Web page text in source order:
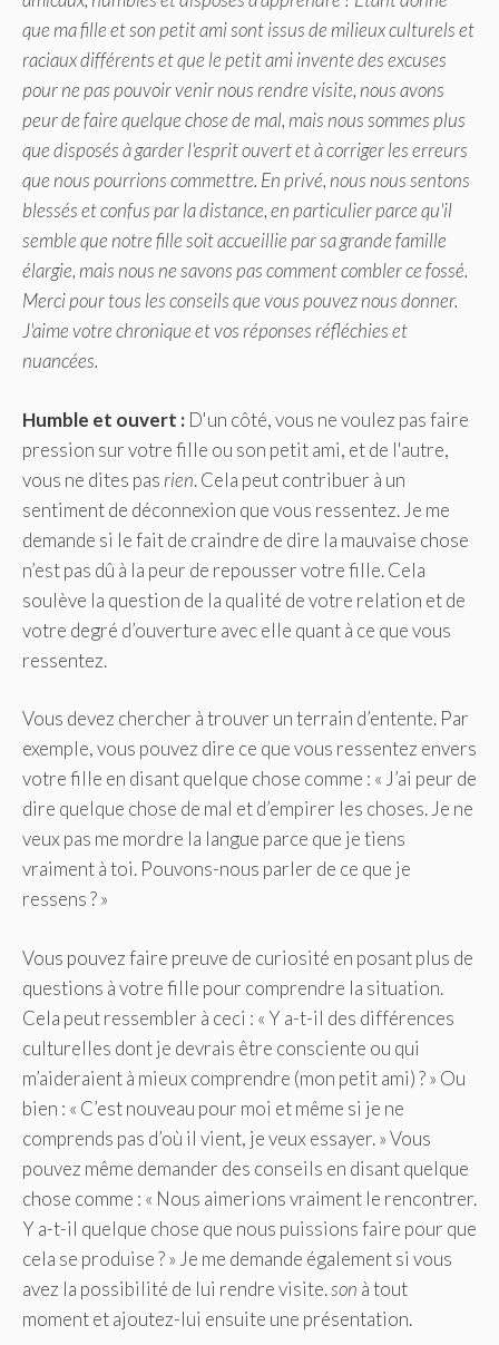
que ma fille et son petit ami sont issus de milieux culturels et
raciaux différents et que le petit ami invente des excuses
pour ne pas pouvoir venir nous rendre visite, nous avons
peur de faire quelque chose de mal, mais nous sommes plus
que disposés à garder l'esprit ouvert et à corriger les erreurs
que nous pourrions commettre. En privé, nous nous sentons
blessés et confus par la distance, en particulier parce qu'il
semble que notre fille soit accueillie par sa grande famille
élargie, mais nous ne savons pas comment combler ce fossé.
Merci pour tous les conseils que vous pouvez nous donner.
J'aime votre chronique et vos réponses réfléchies et
nuancées.
Humble et ouvert : D'un côté, vous ne voulez pas faire
pression sur votre fille ou son petit ami, et de l'autre,
vous ne dites pas rien. Cela peut contribuer à un
sentiment de déconnexion que vous ressentez. Je me
demande si le fait de craindre de dire la mauvaise chose
n’est pas dû à la peur de repousser votre fille. Cela
soulève la question de la qualité de votre relation et de
votre degré d’ouverture avec elle quant à ce que vous
ressentez.
Vous devez chercher à trouver un terrain d’entente. Par
exemple, vous pouvez dire ce que vous ressentez envers
votre fille en disant quelque chose comme : « J’ai peur de
dire quelque chose de mal et d’empirer les choses. Je ne
veux pas me mordre la langue parce que je tiens
vraiment à toi. Pouvons-nous parler de ce que je
ressens ? »
Vous pouvez faire preuve de curiosité en posant plus de
questions à votre fille pour comprendre la situation.
Cela peut ressembler à ceci : « Y a-t-il des différences
culturelles dont je devrais être consciente ou qui
m’aideraient à mieux comprendre (mon petit ami) ? » Ou
bien : « C’est nouveau pour moi et même si je ne
comprends pas d’où il vient, je veux essayer. » Vous
pouvez même demander des conseils en disant quelque
chose comme : « Nous aimerions vraiment le rencontrer.
Y a-t-il quelque chose que nous puissions faire pour que
cela se produise ? » Je me demande également si vous
avez la possibilité de lui rendre visite.son à tout
moment et ajoutez-lui ensuite une présentation.